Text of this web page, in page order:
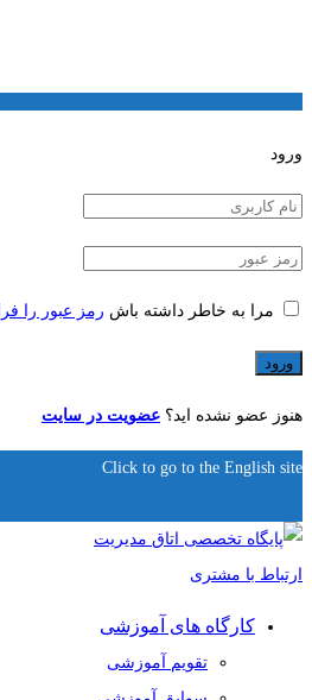
ورود
مرا به خاطر داشته باش رمز عبور را
هنوز عضو نشده اید؟ عضویت در سایت
Click to go to the English site
کارگاه های آموزشی
تقویم آموزشی